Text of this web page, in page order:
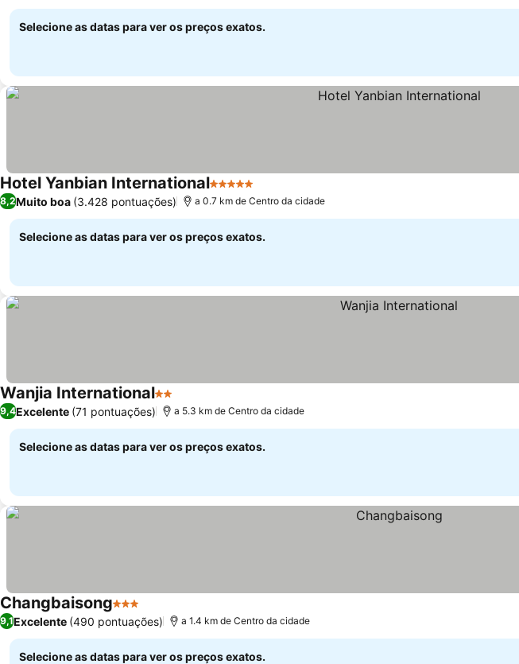
Selecione as datas para ver os preços exatos.
Hotel Yanbian International5 Estrelas
8,2Muito boa (3.428 pontuações) a 0.7 km de Centro da cidade
Selecione as datas para ver os preços exatos.
Wanjia International2 Estrelas
9,4Excelente (71 pontuações) a 5.3 km de Centro da cidade
Selecione as datas para ver os preços exatos.
Changbaisong3 Estrelas
9,1Excelente (490 pontuações) a 1.4 km de Centro da cidade
Selecione as datas para ver os preços exatos.